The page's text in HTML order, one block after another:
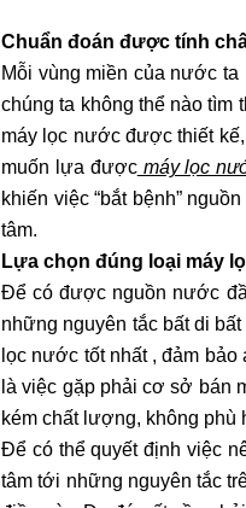
Chuẩn đoán được tính
Mỗi vùng miền của nước
chúng ta không thể nào tìm
máy lọc nước được thiết
muốn lựa đượcmáy lọc
khiến việc “bắt bệnh”
tâm.
Lựa chọn đúng loại máy
Để có được nguồn nước
những nguyên tắc bất di
lọc nước tốt nhất , đảm
là việc gặp phải cơ sở bán
kém chất lượng, không
Để có thể quyết định việc
tâm tới những nguyên tắc